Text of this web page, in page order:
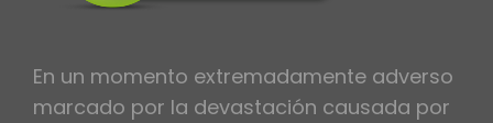
En un momento extremadamente adverso
marcado por la devastación causada por